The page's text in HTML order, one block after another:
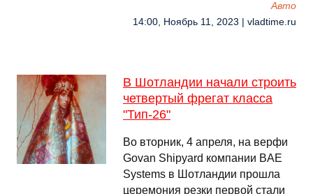
Авто
14:00, Ноябрь 11, 2023 | vladtime.ru
В Шотландии начали строить
четвертый фрегат класса
"Тип-26"
Во вторник, 4 апреля, на верфи
Govan Shipyard компании BAE
Systems в Шотландии прошла
церемония резки первой стали